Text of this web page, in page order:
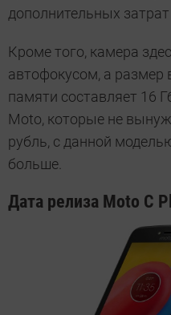
дополнительных
Кроме того, камера
автофокусом, а размер
памяти составляет 16
Moto, которые не
рубль, с данной
больше.
Дата релиза Moto C